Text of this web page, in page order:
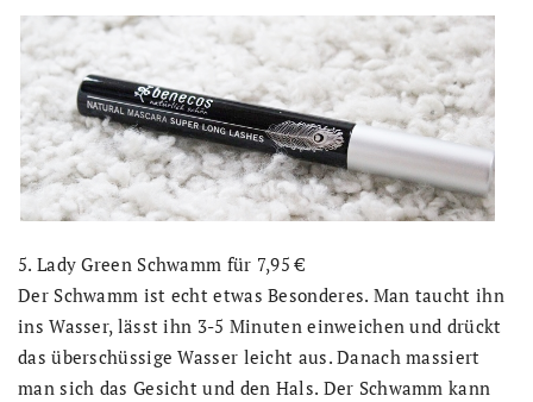
5. Lady Green Schwamm für 7,95 €
Der Schwamm ist echt etwas Besonderes. Man taucht ihn
ins Wasser, lässt ihn 3-5 Minuten einweichen und drückt
das überschüssige Wasser leicht aus. Danach massiert
man sich das Gesicht und den Hals. Der Schwamm kann